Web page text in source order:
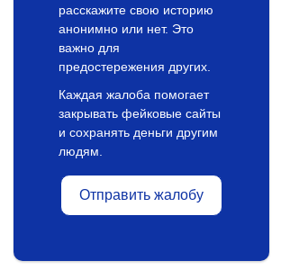
расскажите свою историю
анонимно или нет. Это
важно для
предостережения других.
Каждая жалоба помогает
закрывать фейковые сайты
и сохранять деньги другим
людям.
Отправить жалобу